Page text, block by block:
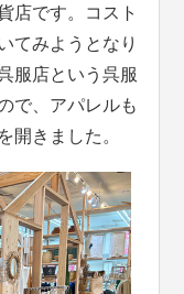
店です。コスト
てみようとなり
服店という呉服
で、アパレルも
開きました。